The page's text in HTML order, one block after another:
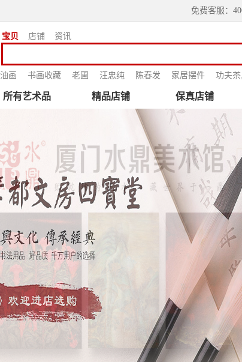
免费客服：
宝贝 店铺 资讯
油画 书画收藏 老圃 汪忠纯 陈春发 家居摆件 功夫
所有艺术品 精品店铺 保真店铺